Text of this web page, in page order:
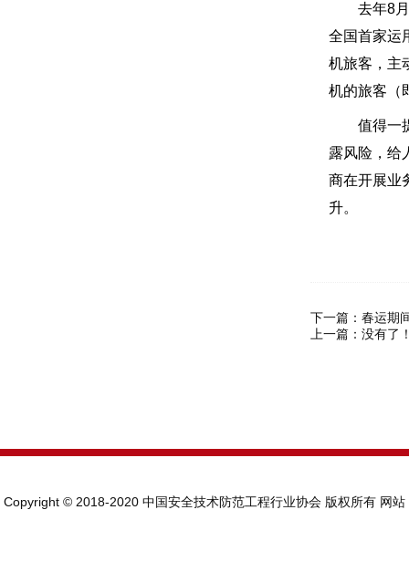
去年8月底
全国首家运
机旅客，主
机的旅客（
值得一提
露风险，给
商在开展业
升。
下一篇： 春运期
上一篇：没有了
Copyright © 2018-2020 中国安全技术防范工程行业协会 版权所有 网站